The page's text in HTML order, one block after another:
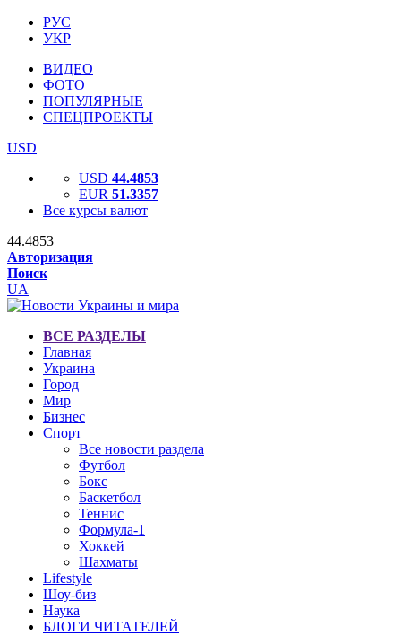
РУС
УКР
ВИДЕО
ФОТО
ПОПУЛЯРНЫЕ
СПЕЦПРОЕКТЫ
USD
USD 44.4853
EUR 51.3357
Все курсы валют
44.4853
Авторизация
Поиск
UA
ВСЕ РАЗДЕЛЫ
Главная
Украина
Город
Мир
Бизнес
Спорт
Все новости раздела
Футбол
Бокс
Баскетбол
Теннис
Формула-1
Хоккей
Шахматы
Lifestyle
Шоу-биз
Наука
БЛОГИ ЧИТАТЕЛЕЙ